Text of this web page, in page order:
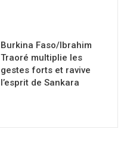
Burkina Faso/Ibrahim
Traoré multiplie les
gestes forts et ravive
l’esprit de Sankara